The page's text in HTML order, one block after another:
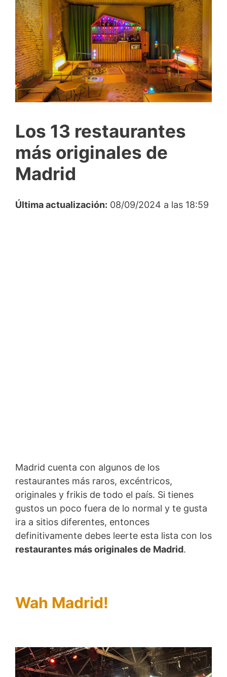
Los 13 restaurantes
más originales de
Madrid
Última actualización: 08/09/2024 a las 18:59
Madrid cuenta con algunos de los
restaurantes más raros, excéntricos,
originales y frikis de todo el país. Si tienes
gustos un poco fuera de lo normal y te gusta
ira a sitios diferentes, entonces
definitivamente debes leerte esta lista con los
restaurantes más originales de Madrid.
Wah Madrid!